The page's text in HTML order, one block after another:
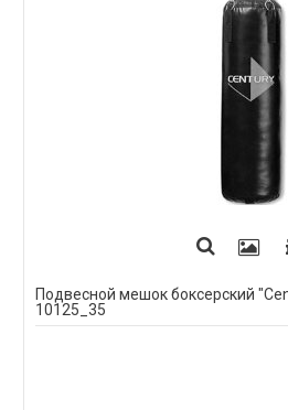
Подвесной мешок боксерский
10125_35